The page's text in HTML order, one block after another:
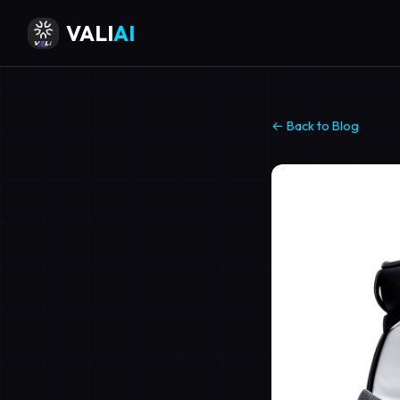
VALIAI
← Back to Blog